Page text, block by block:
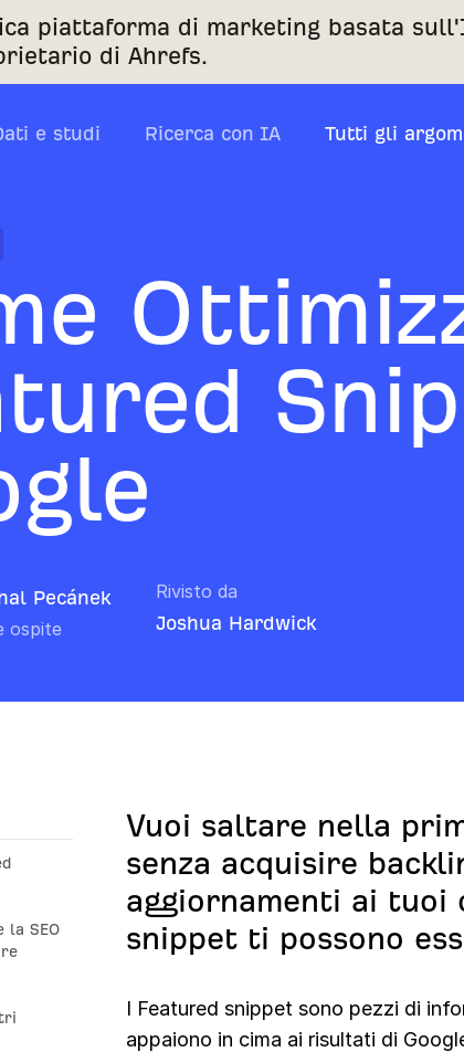
piattaforma di marketing basata
di Ahrefs.
e studi Ricerca con IA Tutti gli
Pecánek
ospite
Rivisto da
Joshua Hardwick
la SEO
Vuoi saltare nella
senza acquisire
aggiornamenti ai
snippet ti possono
I Featured snippet sono pezzi di
appaiono in cima ai risultati di